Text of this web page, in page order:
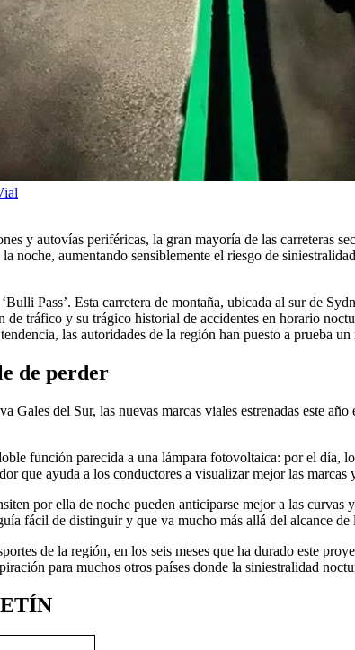
y autovías periféricas, la gran mayoría de las carreteras
noche, aumentando sensiblemente el riesgo de
Pass’. Esta carretera de montaña, ubicada al sur de
de tráfico y su trágico historial de accidentes en horario
las autoridades de la región han puesto a prueba
de perder
Gales del Sur, las nuevas marcas viales estrenadas este
función parecida a una lámpara fotovoltaica: por el día,
que ayuda a los conductores a visualizar mejor las marcas
por ella de noche pueden anticiparse mejor a las
fácil de distinguir y que va mucho más allá del alcance
de la región, en los seis meses que ha durado este
para muchos otros países donde la siniestralidad